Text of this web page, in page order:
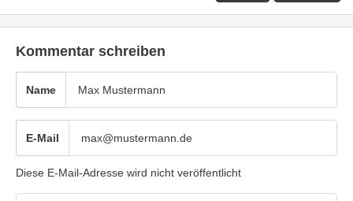
Kommentar schreiben
Name
E-Mail
Diese E-Mail-Adresse wird nicht veröffentlicht